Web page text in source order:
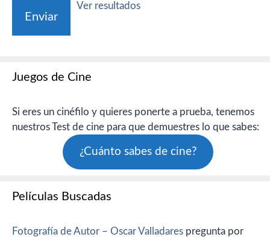
Ver resultados
Juegos de Cine
Si eres un cinéfilo y quieres ponerte a prueba, tenemos
nuestros Test de cine para que demuestres lo que sabes:
¿Cuánto sabes de cine?
Películas Buscadas
Fotografía de Autor – Oscar Valladares pregunta por